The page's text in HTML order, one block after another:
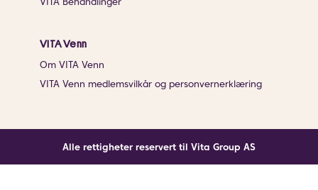
VITA Venn
Om VITA Venn
VITA Venn medlemsvilkår og personvernerklæring
Alle rettigheter reservert til Vita Group AS